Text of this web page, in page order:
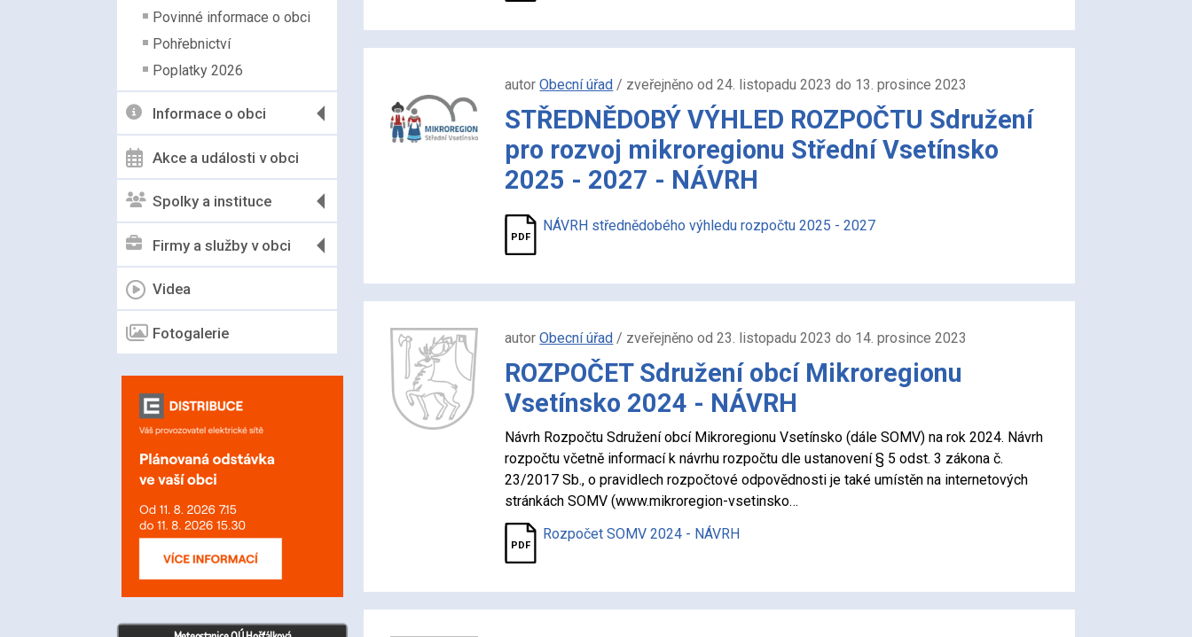
Povinné informace o obci
Pohřebnictví
Poplatky 2026
Informace o obci
Akce a události v obci
Spolky a instituce
Firmy a služby v obci
Videa
Fotogalerie
autorObecní úřad / zveřejněno od 24. listopadu 2023 do 13. prosince 2023
STŘEDNĚDOBÝ VÝHLED ROZPOČTU Sdružení
pro rozvoj mikroregionu Střední Vsetínsko
2025 - 2027 - NÁVRH
NÁVRH střednědobého výhledu rozpočtu 2025 - 2027
autorObecní úřad / zveřejněno od 23. listopadu 2023 do 14. prosince 2023
ROZPOČET Sdružení obcí Mikroregionu
Vsetínsko 2024 - NÁVRH
Návrh Rozpočtu Sdružení obcí Mikroregionu Vsetínsko (dále SOMV) na rok 2024. Návrh
rozpočtu včetně informací k návrhu rozpočtu dle ustanovení § 5 odst. 3 zákona č.
23/2017 Sb., o pravidlech rozpočtové odpovědnosti je také umístěn na internetových
stránkách SOMV (www.mikroregion-vsetinsko…
Rozpočet SOMV 2024 - NÁVRH